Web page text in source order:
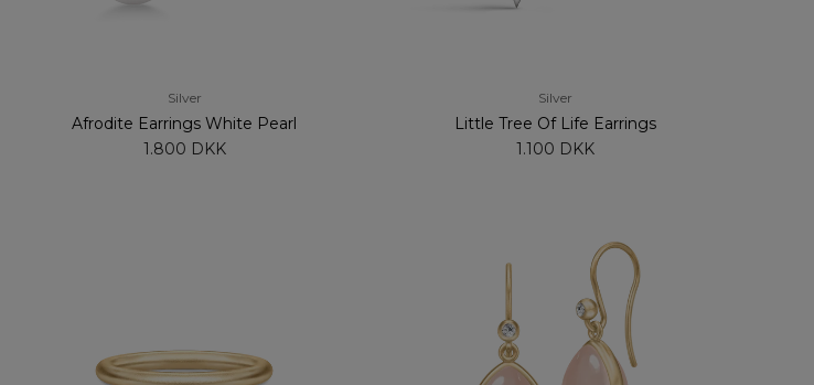
Silver
Afrodite Earrings White Pearl
1.800 DKK
Silver
Little Tree Of Life Earrings
1.100 DKK